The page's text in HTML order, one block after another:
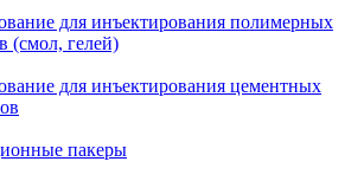
для инъектирования полимерных
(смол, гелей)
для инъектирования цементных
пакеры